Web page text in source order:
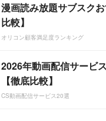
漫画読み放題サブスク
比較】
オリコン顧客満足度ランキング
2026年動画配信サービ
【徹底比較】
CS動画配信サービス20選